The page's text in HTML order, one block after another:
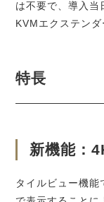
は不要で、導入
KVMエクステンダ
特長
新機能：
タイルビュー機能